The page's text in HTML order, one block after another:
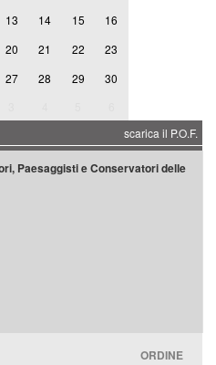
13 14 15
16
20 21 22
23
27 28 29
30
scarica il P.O.F.
Paesaggisti e Conservatori delle
ORDINE